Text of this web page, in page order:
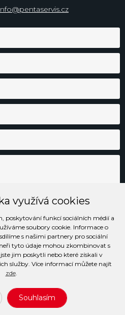
se zpracováním osobních údajů
užívání stránek
osobních údajů
PENTA SERVIS s.r.o.
využívá cookies
poskytování funkcí sociálních médií a
soubory cookie. Informace o
s našimi partnery pro sociální
tyto údaje mohou zkombinovat s
jim poskytli nebo které získali v
služby. Více informací můžete najít
zde.
Souhlasím